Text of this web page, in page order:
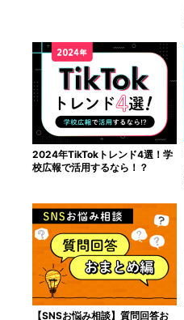
2024年TikTokトレンド4選！学
校広報で活用するなら！？
【SNSお悩み相談】質問回答お